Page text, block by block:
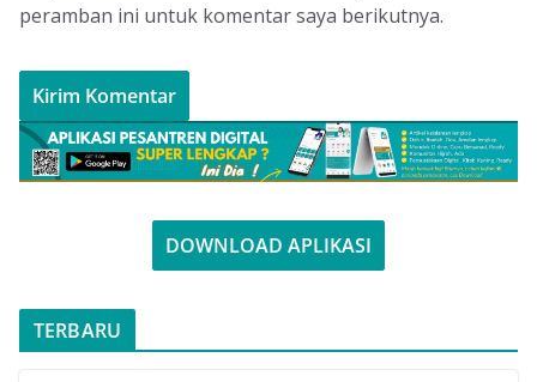
peramban ini untuk komentar saya berikutnya.
DOWNLOAD APLIKASI
TERBARU